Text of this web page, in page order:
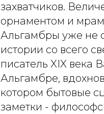
захватчиков.
орнаментом и
Альгамбры уже не
истории со всего
писатель XIX века
Альгамбре,
котором бытовые
заметки -